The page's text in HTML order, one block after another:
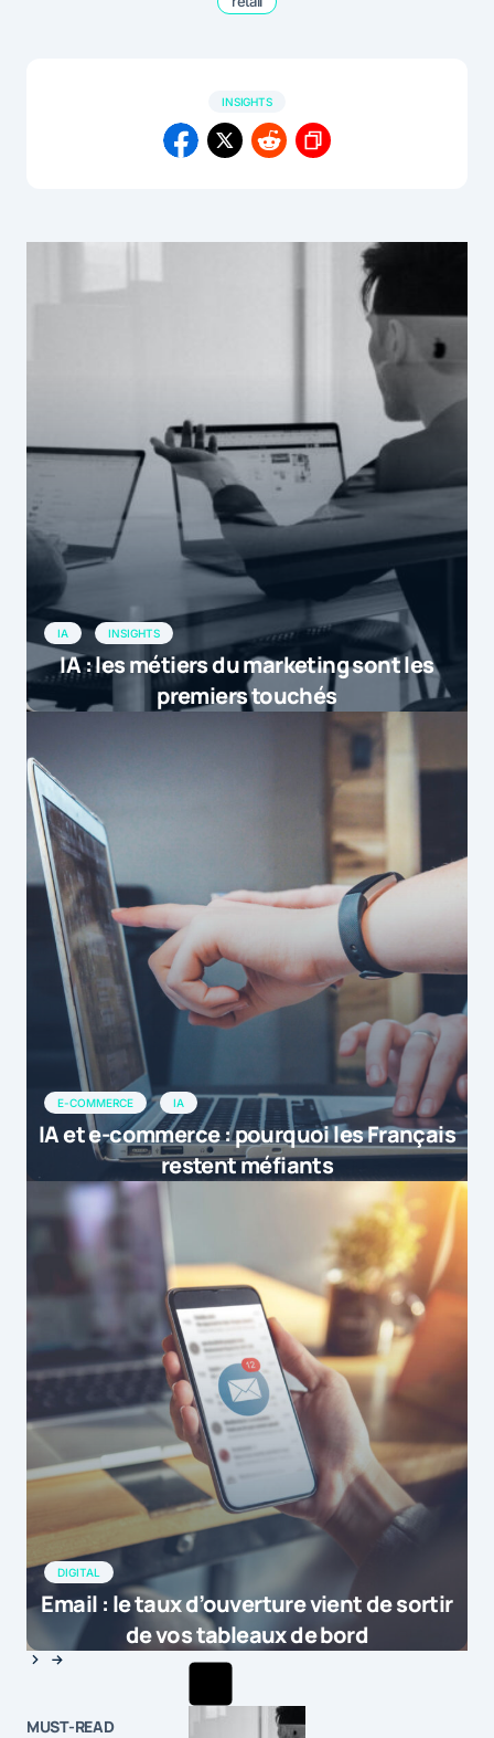
INSIGHTS
IA INSIGHTS
IA : les métiers du marketing sont les
premiers touchés
E-COMMERCE IA
IA et e-commerce : pourquoi les Français
restent méfiants
DIGITAL
Email : le taux d’ouverture vient de sortir
de vos tableaux de bord
MUST-READ